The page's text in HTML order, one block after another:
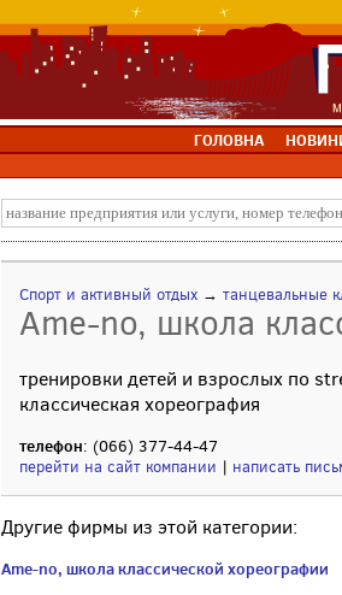
ГОЛОВНА
Спорт и активный отдых → танцевальные
Ame-no, школа
тренировки детей и взрослых по
классическая хореография
телефон: (066) 377-44-47
перейти на сайт компании | написать
Другие фирмы из этой категории:
Ame-no, школа классической хореографии